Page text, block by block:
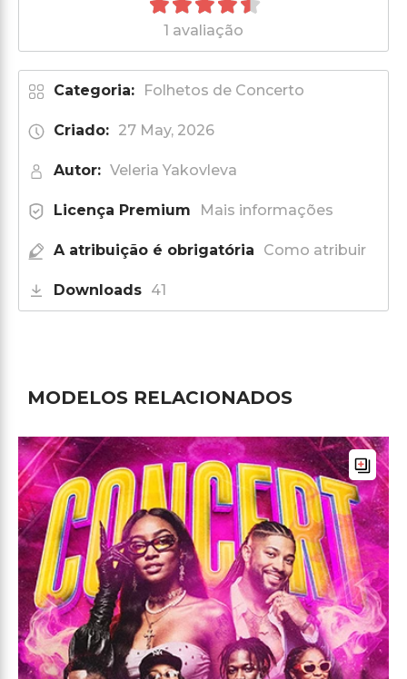
1 avaliação
Categoria: Folhetos de Concerto
Criado: 27 May, 2026
Autor: Veleria Yakovleva
Licença Premium Mais informações
A atribuição é obrigatória Como atribuir
Downloads 41
MODELOS RELACIONADOS